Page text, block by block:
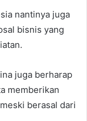
nantinya juga
bisnis yang
juga berharap
memberikan
berasal dari